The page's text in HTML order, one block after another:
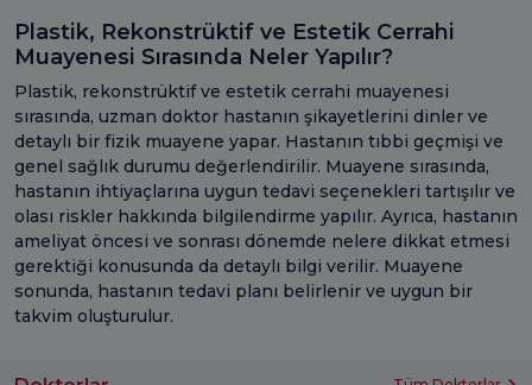
Plastik, Rekonstrüktif ve Estetik Cerrahi
Muayenesi Sırasında Neler Yapılır?
Plastik, rekonstrüktif ve estetik cerrahi muayenesi
sırasında, uzman doktor hastanın şikayetlerini dinler ve
detaylı bir fizik muayene yapar. Hastanın tıbbi geçmişi ve
genel sağlık durumu değerlendirilir. Muayene sırasında,
hastanın ihtiyaçlarına uygun tedavi seçenekleri tartışılır ve
olası riskler hakkında bilgilendirme yapılır. Ayrıca, hastanın
ameliyat öncesi ve sonrası dönemde nelere dikkat etmesi
gerektiği konusunda da detaylı bilgi verilir. Muayene
sonunda, hastanın tedavi planı belirlenir ve uygun bir
takvim oluşturulur.